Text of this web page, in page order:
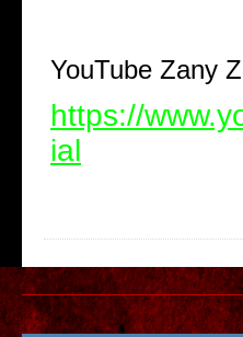
YouTube Zany
https://
ial